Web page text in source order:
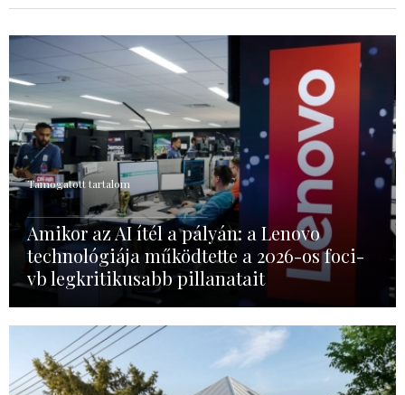
Támogatott tartalom
Amikor az AI ítél a pályán: a Lenovo
technológiája működtette a 2026-os foci-
vb legkritikusabb pillanatait